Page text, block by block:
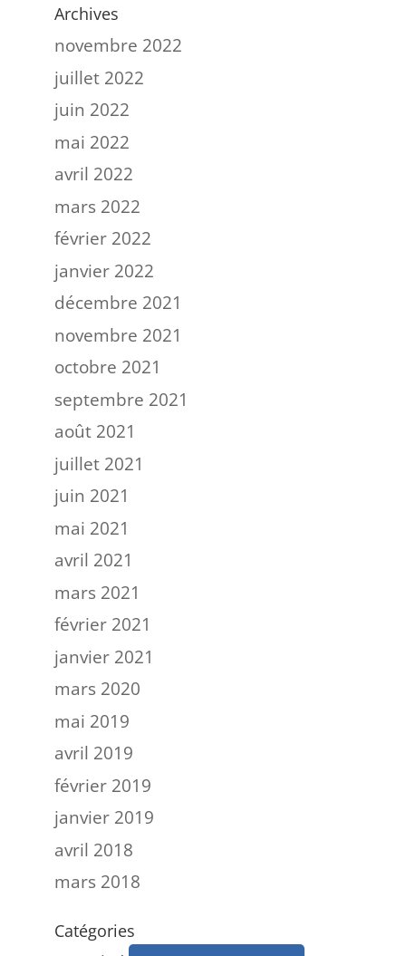
Archives
novembre 2022
juillet 2022
juin 2022
mai 2022
avril 2022
mars 2022
février 2022
janvier 2022
décembre 2021
novembre 2021
octobre 2021
septembre 2021
août 2021
juillet 2021
juin 2021
mai 2021
avril 2021
mars 2021
février 2021
janvier 2021
mars 2020
mai 2019
avril 2019
février 2019
janvier 2019
avril 2018
mars 2018
Catégories